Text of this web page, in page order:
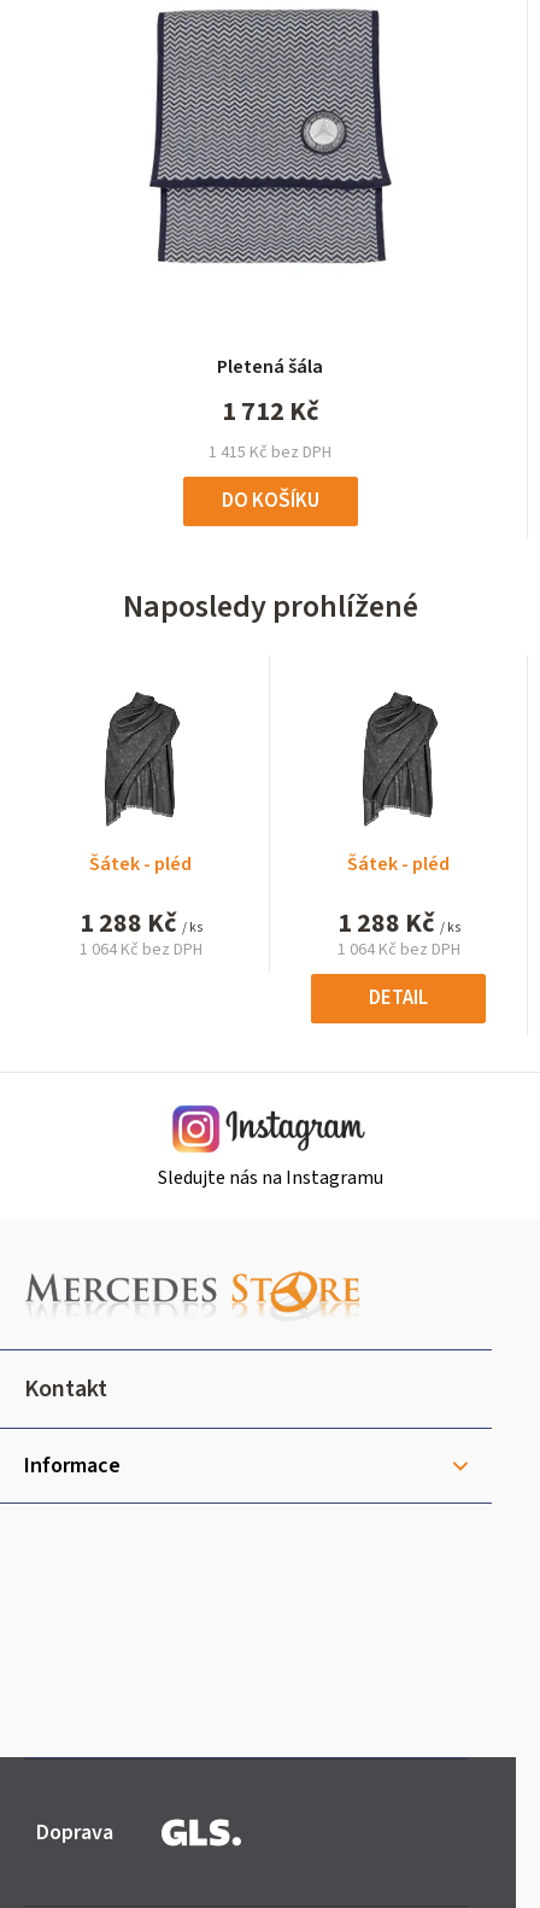
Pletená šála
1 415 Kč bez DPH
1 712 Kč
DO KOŠÍKU
Naposledy prohlížené
Šátek - pléd
1 288 Kč / ks
1 064 Kč bez DPH
Šátek - pléd
1 288 Kč / ks
1 064 Kč bez DPH
Měrná
cena:
DETAIL
Sledujte nás na Instagramu
a
í
Kontakt
Informace
Doprava